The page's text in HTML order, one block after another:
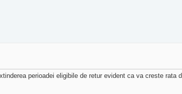
perioadei eligibile de retur evident ca va creste rata